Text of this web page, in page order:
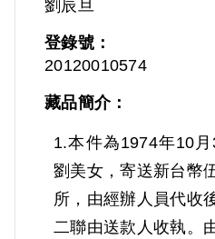
劉辰旦
登錄號：
20120010574
藏品簡介：
1.本件為1974年10
劉美女，寄送新台幣
所，由經辦人員代收
二聯由送款人收執。